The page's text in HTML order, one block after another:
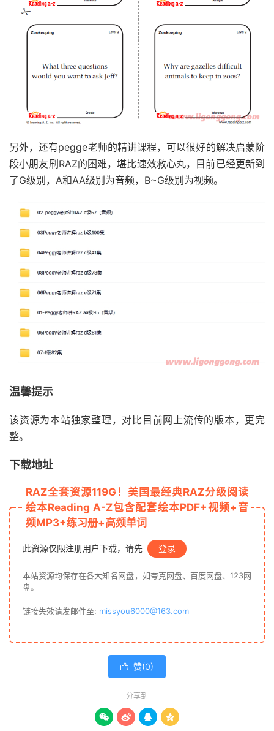
另外，还有pegge老师的精讲课程，可以很好的解决启蒙阶
段小朋友刷RAZ的困难，堪比速效救心丸，目前已经更新到
了G级别，A和AA级别为音频，B~G级别为视频。
温馨提示
该资源为本站独家整理，对比目前网上流传的版本，更完
整。
下载地址
RAZ全套资源119G！美国最经典RAZ分级阅读
绘本Reading A-Z包含配套绘本PDF+视频+音
频MP3+练习册+高频单词
此资源仅限注册用户下载，请先 登录
本站资源均保存在各大知名网盘，如夸克网盘、百度网盘、123网
盘。
链接失效请发邮件至: missyou6000@163.com
 赞(0)
分享到
   